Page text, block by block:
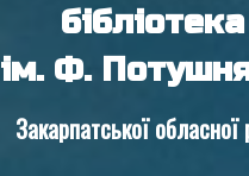
бібліотека
ім. Ф.
Закарпатської